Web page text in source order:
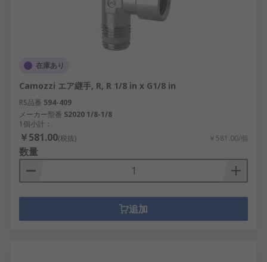
在庫あり
Camozzi エア継手, R, R 1/8 in x G1/8 in
RS品番 594-409
メーカー型番 S2020 1/8-1/8
1個小計：
￥581.00(税抜) ￥581.00/個
数量
追加